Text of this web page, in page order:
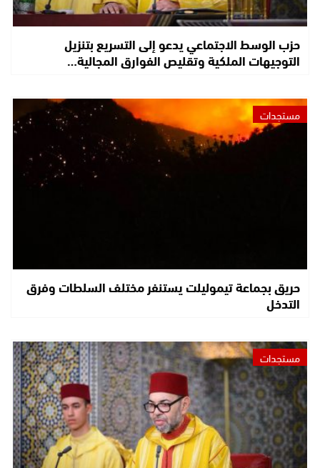
حزب الوسط الاجتماعي يدعو إلى التسريع بتنزيل
التوجيهات الملكية وتقليص الفوارق المجالية…
مستجدات
حريق بجماعة تيموليلت يستنفر مختلف السلطات وفرق
التدخل
مستجدات